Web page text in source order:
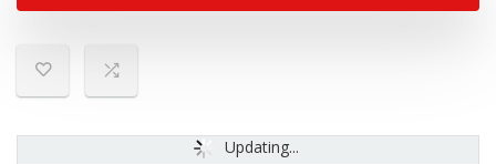
Updating...